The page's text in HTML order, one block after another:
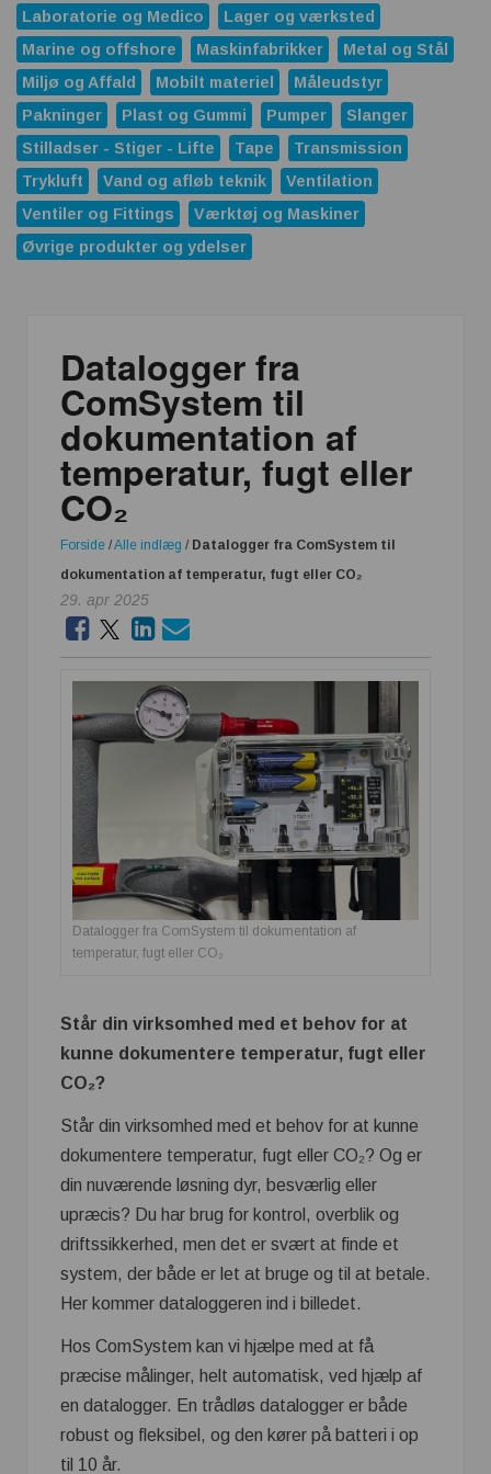
Laboratorie og Medico
Lager og værksted
Marine og offshore
Maskinfabrikker
Metal og Stål
Miljø og Affald
Mobilt materiel
Måleudstyr
Pakninger
Plast og Gummi Pumper
Slanger
Stilladser - Stiger - Lifte
Tape
Transmission
Trykluft
Vand og afløb teknik
Ventilation
Ventiler og Fittings
Værktøj og Maskiner
Øvrige produkter og ydelser
Datalogger fra
ComSystem til
dokumentation af
temperatur, fugt eller
CO₂
Forside /Alle indlæg / Datalogger fra ComSystem til
dokumentation af temperatur, fugt eller CO₂
29. apr 2025
Datalogger fra ComSystem til dokumentation af
temperatur, fugt eller CO₂
Står din virksomhed med et behov for at
kunne dokumentere temperatur, fugt eller
CO₂?
Står din virksomhed med et behov for at kunne
dokumentere temperatur, fugt eller CO₂? Og er
din nuværende løsning dyr, besværlig eller
upræcis? Du har brug for kontrol, overblik og
driftssikkerhed, men det er svært at finde et
system, der både er let at bruge og til at betale.
Her kommer dataloggeren ind i billedet.
Hos ComSystem kan vi hjælpe med at få
præcise målinger, helt automatisk, ved hjælp af
en datalogger. En trådløs datalogger er både
robust og fleksibel, og den kører på batteri i op
til 10 år.